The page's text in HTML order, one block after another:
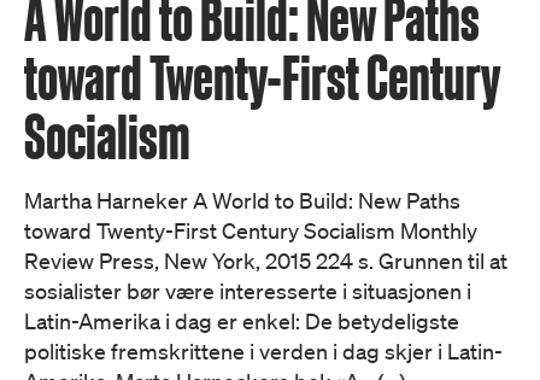
A World to Build: New Paths
toward Twenty-First Century
Socialism
Martha Harneker A World to Build: New Paths
toward Twenty-First Century Socialism Monthly
Review Press, New York, 2015 224 s. Grunnen til at
sosialister bør være interesserte i situasjonen i
Latin-Amerika i dag er enkel: De betydeligste
politiske fremskritt­ene i verden i dag skjer i Latin-